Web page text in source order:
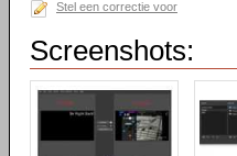
Stel een correctie voor
Screenshots: